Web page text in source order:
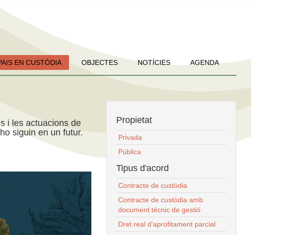
EN CUSTÒDIA OBJECTES NOTÍCIES AGENDA
i les actuacions de
siguin en un futur.
Propietat
Privada
Pública
Tipus d'acord
Contracte de custòdia
Contracte de custòdia amb
document tècnic de gestió
Dret real d'aprofitament parcial